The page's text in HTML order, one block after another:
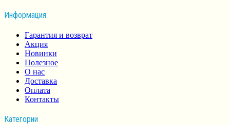
Информация
Гарантия и возврат
Акция
Новинки
Полезное
О нас
Доставка
Оплата
Контакты
Категории